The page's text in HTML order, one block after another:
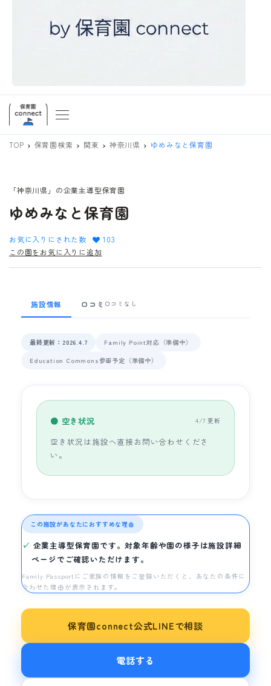
TOP 保育園検索 関東 神奈川県 ゆめみなと保育園
「神奈川県」の企業主導型保育園
ゆめみなと保育園
お気に入りにされた数
103
この園をお気に入りに追加
施設情報 口コミ 口コミなし
最終更新：2026.4.7
Family Point対応（準備中）
Education Commons参画予定（準備中）
● 空き状況 4/7 更新
空き状況は施設へ直接お問い合わせくださ
い。
この施設があなたにおすすめな理由
企業主導型保育園です。対象年齢や園の様子は施設詳細
ページでご確認いただけます。
Family Passportにご家族の情報をご登録いただくと、あなたの条件に
合わせた理由が表示されます。
保育園connect公式LINEで相談
電話する